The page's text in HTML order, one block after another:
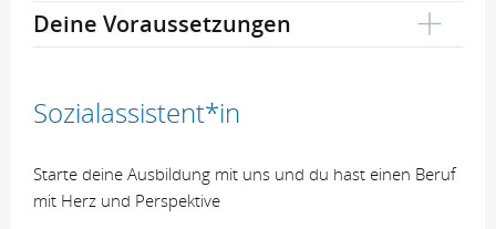
Deine Voraussetzungen
Sozialassistent*in
Starte deine Ausbildung mit uns und du hast einen Beruf
mit Herz und Perspektive